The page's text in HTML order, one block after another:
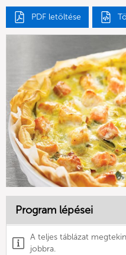
PDF letöltése
Program lépései
A teljes táblázat
jobbra.